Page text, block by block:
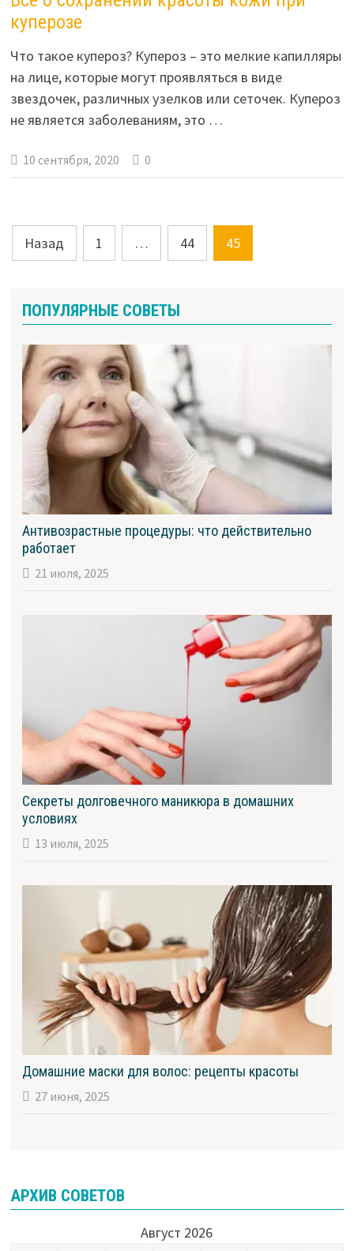
куперозе
Что такое купероз? Купероз – это мелкие капилляры
на лице, которые могут проявляться в виде
звездочек, различных узелков или сеточек. Купероз
не является заболеваниям, это …
10 сентября, 2020 0
Навигация
по
записям
Назад 1 … 44 45
ПОПУЛЯРНЫЕ СОВЕТЫ
Антивозрастные процедуры: что действительно
работает
21 июля, 2025
Секреты долговечного маникюра в домашних
условиях
13 июля, 2025
Домашние маски для волос: рецепты красоты
27 июня, 2025
АРХИВ СОВЕТОВ
Август 2026